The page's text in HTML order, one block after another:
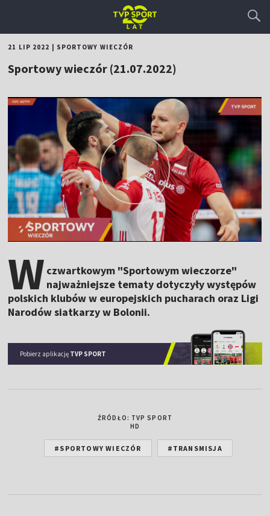
21 LIP 2022 SPORTOWY WIECZÓR
Sportowy wieczór (21.07.2022)
W czwartkowym "Sportowym wieczorze"
najważniejsze tematy dotyczyły występów
polskich klubów w europejskich pucharach oraz Ligi
Narodów siatkarzy w Bolonii.
Pobierz aplikację TVP SPORT
ŹRÓDŁO: TVP SPORT
HD
#SPORTOWY WIECZÓR #TRANSMISJA